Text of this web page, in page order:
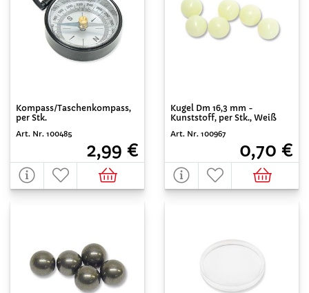
Kompass/Taschenkompass,
per Stk.
Art. Nr. 100485
2,99 €
Kugel Dm 16,3 mm -
Kunststoff, per Stk., Weiß
Art. Nr. 100967
0,70 €